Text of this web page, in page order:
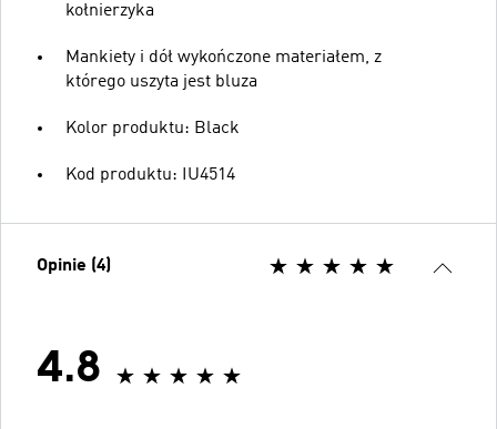
kołnierzyka
Mankiety i dół wykończone materiałem, z
którego uszyta jest bluza
Kolor produktu: Black
Kod produktu: IU4514
Opinie (4)
4.8